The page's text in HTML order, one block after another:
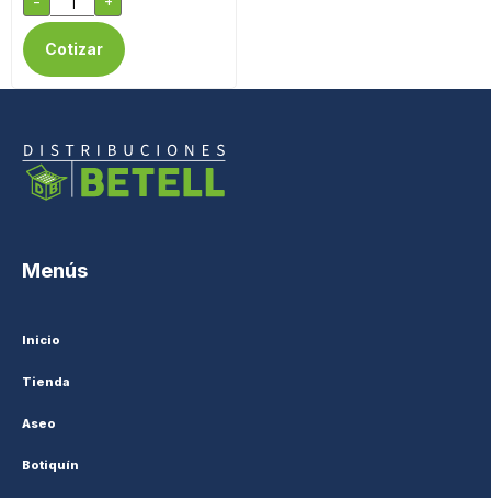
Cotizar
Menús
Inicio
Tienda
Aseo
Botiquín